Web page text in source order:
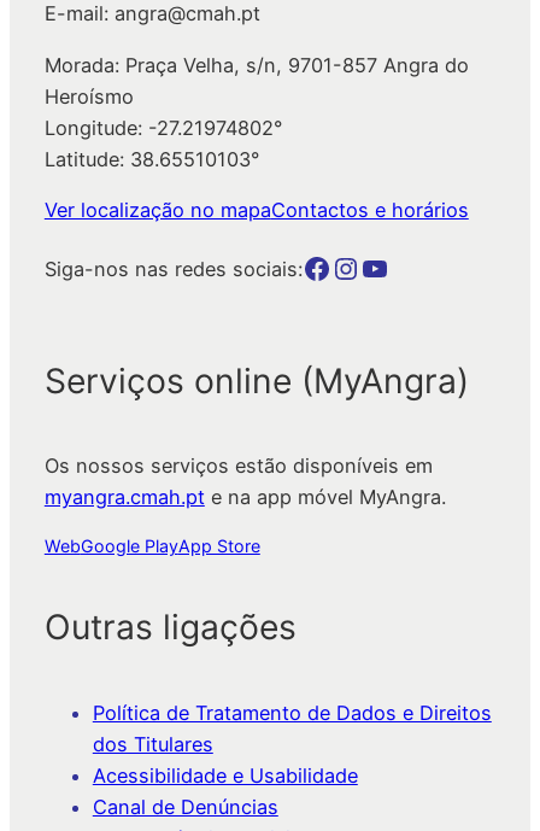
E-mail: angra@cmah.pt
Morada: Praça Velha, s/n, 9701-857 Angra do
Heroísmo
Longitude: -27.21974802°
Latitude: 38.65510103°
Ver localização no mapaContactos e horários
Siga-nos nas redes sociais:Botão para a página da autarquia no Facebook Botão para a página da autarquia no Instagram Botão para a página da autarquia no Youtube
Serviços online (MyAngra)
Os nossos serviços estão disponíveis em
myangra.cmah.pte na app móvel MyAngra.
WebGoogle PlayApp Store
Outras ligações
Política de Tratamento de Dados e Direitos
dos Titulares
Acessibilidade e Usabilidade
Canal de Denúncias